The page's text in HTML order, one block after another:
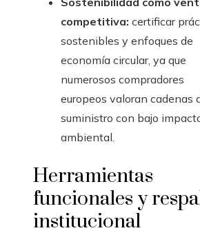
competitiva: certificar
sostenibles y enfoques de
economía circular, ya que
numerosos compradores
europeos valoran cadenas
suministro con bajo
ambiental.
Herramientas
funcionales y
institucional